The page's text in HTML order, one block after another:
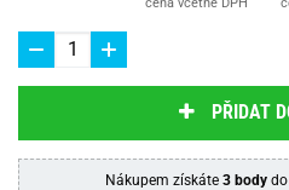
PŘIDAT
Nákupem získáte 3 bodydo